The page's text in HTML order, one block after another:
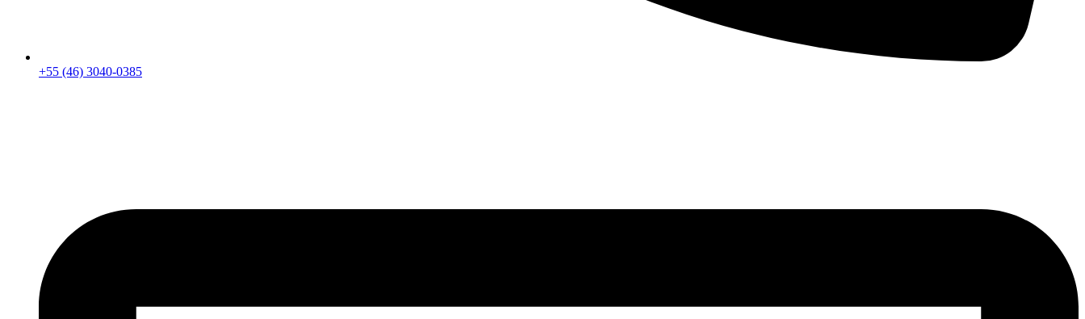
+55 (46) 3040-0385